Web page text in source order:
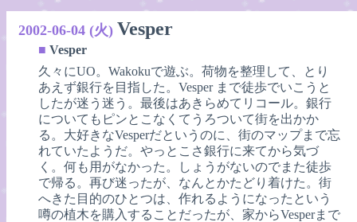
2002-06-04 (火) Vesper
■ Vesper
久々にUO。Wakokuで遊ぶ。荷物を整理して、とり
あえず銀行を目指した。Vesper まで徒歩でいこうと
したが迷う迷う。最後はあきらめてリコール。銀行
についてもピンとこなくてうろついて街を出かか
る。大好きなVesperだというのに、街のマップまで忘
れていたようだ。やっとこさ銀行に来てから気づ
く。何も用がなかった。しょうがないのでまた徒歩
で帰る。再び迷ったが、なんとかたどり着けた。街
へきた目的のひとつは、作れるようになったという
噂の植木を購入することだったが、家からVesperまで